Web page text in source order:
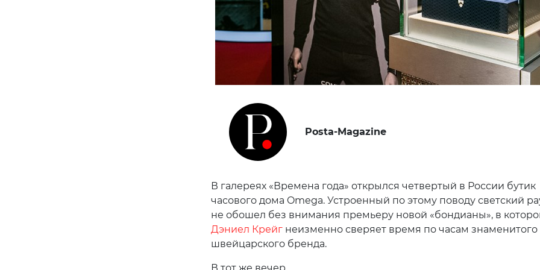
Posta-Magazine
В галереях «Времена года» открылся четвертый в России бутик
часового дома Omega. Устроенный по этому поводу светский
не обошел без внимания премьеру новой «бондианы», в
Дэниел Крейгнеизменно сверяет время по часам знаменитого
швейцарского бренда.
В тот же вечер